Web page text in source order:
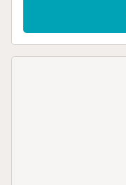
climatisation dans le
ventilateur, d’un
satellite et services